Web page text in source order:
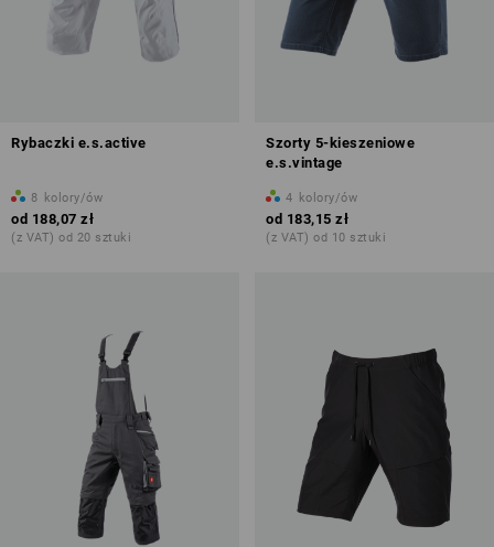
Rybaczki e.s.active
8 kolory/ów
od 188,07 zł
(z VAT) od 20 sztuki
Szorty 5-kieszeniowe
e.s.vintage
4 kolory/ów
od 183,15 zł
(z VAT) od 10 sztuki